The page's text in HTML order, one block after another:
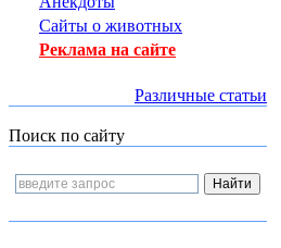
Сайты о животных
Реклама на сайте
Различные статьи
Поиск по сайту